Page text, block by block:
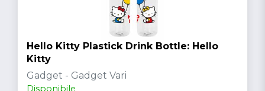
Hello Kitty Plastick Drink Bottle: Hello
Kitty
Gadget - Gadget Vari
Disponibile